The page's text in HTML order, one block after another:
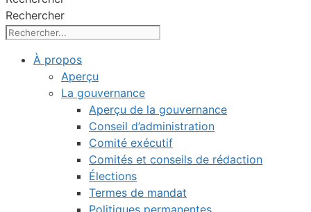
Rechercher
À propos
Aperçu
La gouvernance
Aperçu de la gouvernance
Conseil d’administration
Comité exécutif
Comités et conseils de rédaction
Élections
Termes de mandat
Politiques permanentes